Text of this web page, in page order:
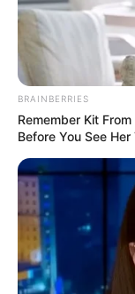
висипали
обласного
повідомляють
BRAINBERRIES
Remember Kit
Before You See Her